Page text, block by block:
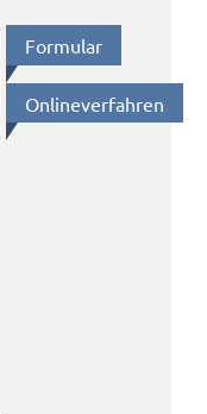
Formu­lar
Online­ver­fah­ren